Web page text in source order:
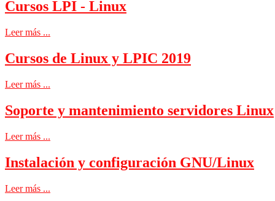
Cursos LPI - Linux
Leer más ...
Cursos de Linux y LPIC 2019
Leer más ...
Soporte y mantenimiento servidores Linux
Leer más ...
Instalación y configuración GNU/Linux
Leer más ...